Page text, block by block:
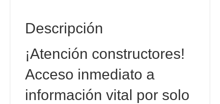
Descripción
¡Atención constructores!
Acceso inmediato a
información vital por solo